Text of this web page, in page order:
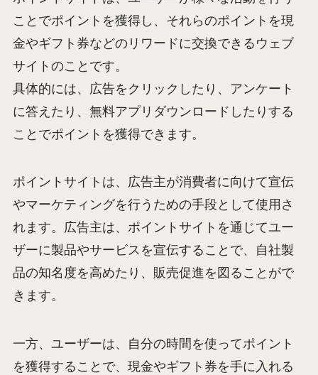
ことでポイントを獲得し、それらのポイントを現
金やギフト券などのリワードに交換できるウェブ
サイトのことです。
具体的には、広告をクリックしたり、アンケート
に答えたり、無料アプリダウンロードしたりする
ことでポイントを獲得できます。
ポイントサイトは、広告主が消費者に向けて宣伝
やマーケティングを行うための手段として使用さ
れます。広告主は、ポイントサイトを通じてユー
ザーに製品やサービスを宣伝することで、自社製
品の知名度を高めたり、販売促進を図ることがで
きます。
一方、ユーザーは、自分の時間を使ってポイント
を獲得することで、現金やギフト券を手に入れる